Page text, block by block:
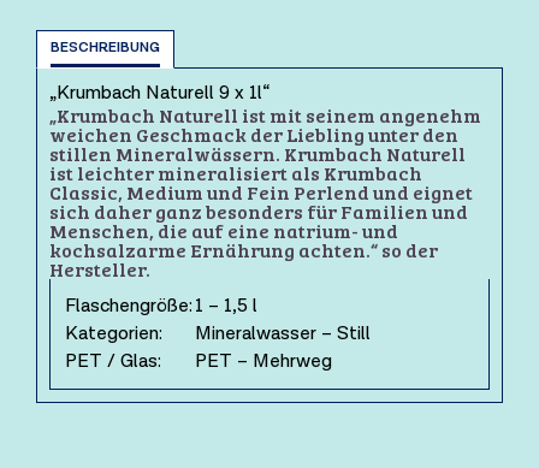
BESCHREIBUNG
„Krumbach Naturell 9 x 1l“
„Krumbach Naturell ist mit seinem angenehm
weichen Geschmack der Liebling unter den
stillen Mineralwässern. Krumbach Naturell
ist leichter mineralisiert als Krumbach
Classic, Medium und Fein Perlend und eignet
sich daher ganz besonders für Familien und
Menschen, die auf eine natrium- und
kochsalzarme Ernährung achten.“ so der
Hersteller.
Flaschengröße:1 – 1,5 l
Kategorien:
Mineralwasser – Still
PET / Glas:
PET – Mehrweg